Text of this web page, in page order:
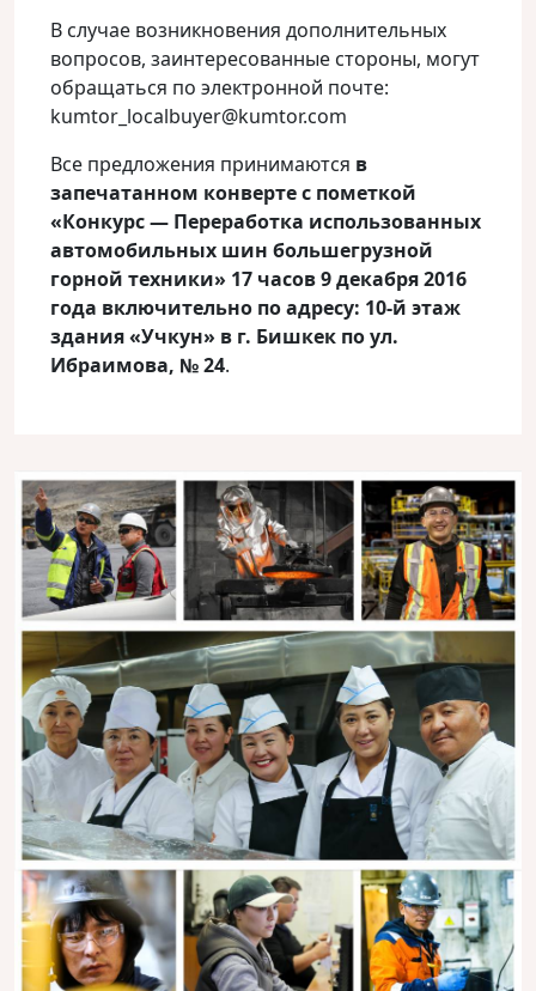
В случае возникновения дополнительных
вопросов, заинтересованные стороны, могут
обращаться по электронной почте:
kumtor_localbuyer@kumtor.com
Все предложения принимаются в
запечатанном конверте с пометкой
«Конкурс — Переработка использованных
автомобильных шин большегрузной
горной техники» 17 часов 9 декабря 2016
года включительно по адресу: 10-й этаж
здания «Учкун» в г. Бишкек по ул.
Ибраимова, № 24.